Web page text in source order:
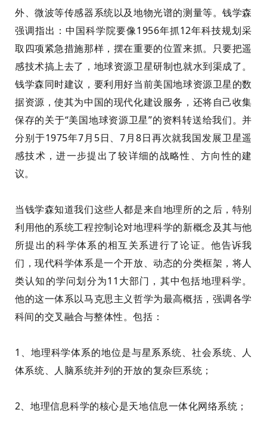
外、微波等传感器系统以及地物光谱的测量等。钱学森
强调指出：中国科学院要像1956年抓12年科技规划采
取四项紧急措施那样 ， 摆在重要的位置来抓。只要把遥
感技术搞上去了，地球资源卫星研制也就水到渠成了。
钱学森同时建议，要利用好当前美国地球资源卫星的数
据资源，使其为中国的现代化建设服务，还将自己收集
保存的关于“美国地球资源卫星”的资料转送给我们。并
分别于1975年7月5日、7月8日再次就我国发展卫星遥
感技术，进一步提出了较详细的战略性、方向性的建
议。
当钱学森知道我们这些人都是来自地理所的之后，特别
利用他的系统工程控制论对地理科学的新概念及其与他
所提出的科学体系的相互关系进行了论证。他告诉我
们，现代科学体系是一个开放、动态的分类框架，将人
类认知的学问划分为11大部门，其中包括地理科学。
他的这一体系以马克思主义哲学为最高概括，强调各学
科间的交叉融合与整体性。包括：
1、 地理科学体系的地位是与星系系统、社会系统、人
体系统、人脑系统并列的开放的复杂巨系统；
2、地理信息科学的核心是天地信息一体化网络系统；